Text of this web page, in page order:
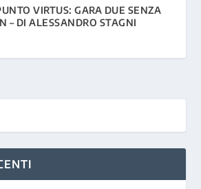
VIRTUS: GARA DUE SENZA
– DI ALESSANDRO STAGNI